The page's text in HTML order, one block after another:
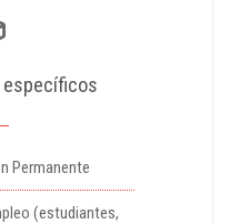
Permanente
(estudiantes,